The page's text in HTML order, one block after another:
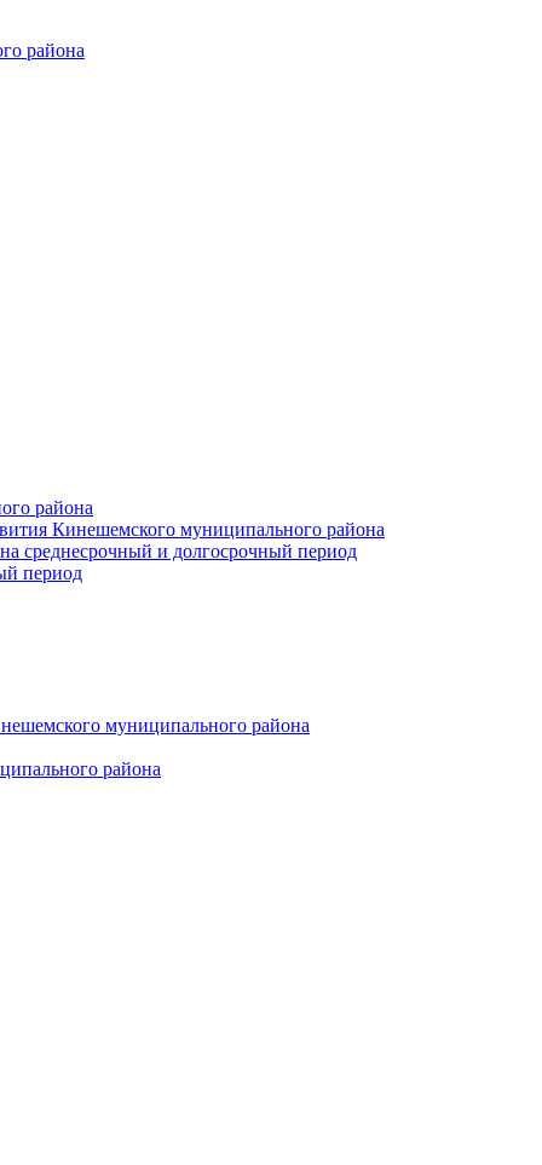
района
района
Кинешемского муниципального района
среднесрочный и долгосрочный период
период
муниципального района
района